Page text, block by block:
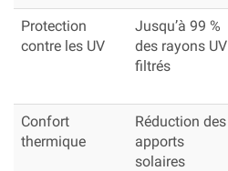
Protection
contre les UV
Jusqu’à 99 %
des rayons UV
filtrés
Confort
thermique
Réduction des
apports
solaires